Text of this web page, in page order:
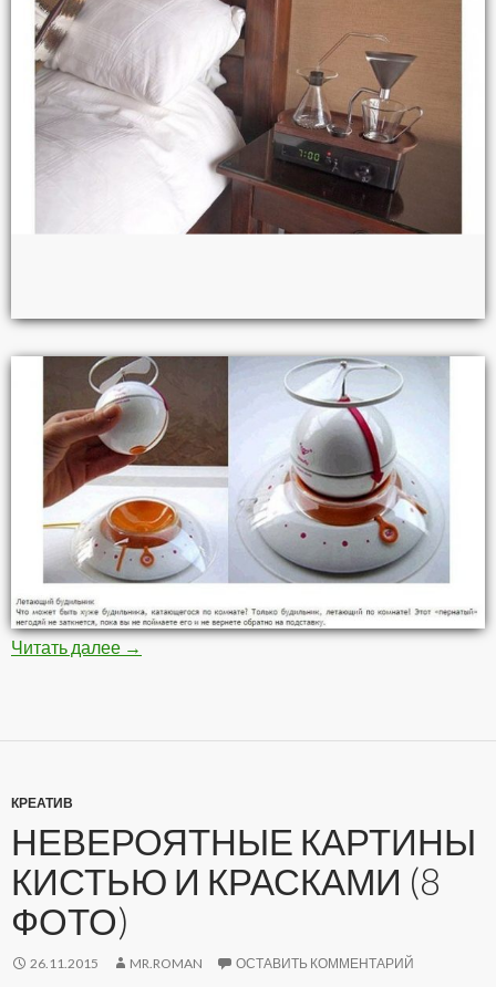
Читать далее Самые необычные будильники (10 фото)
→
КРЕАТИВ
НЕВЕРОЯТНЫЕ КАРТИНЫ
КИСТЬЮ И КРАСКАМИ (8
ФОТО)
26.11.2015 MR.ROMAN ОСТАВИТЬ КОММЕНТАРИЙ